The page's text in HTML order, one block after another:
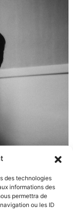
des technologies
informations des
permettra de
ou les ID